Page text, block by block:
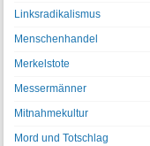
Linksradikalismus
Menschenhandel
Merkelstote
Messermänner
Mitnahmekultur
Mord und Totschlag